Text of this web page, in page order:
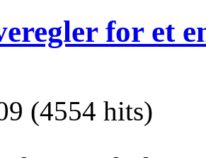
for et
(4554 hits)